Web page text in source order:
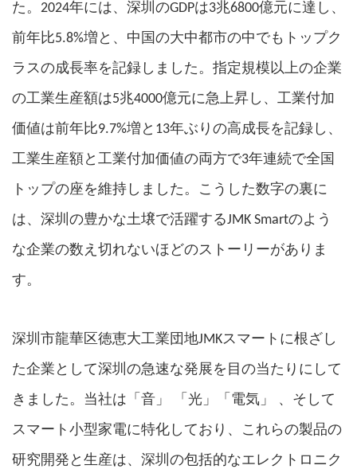
た。2024年には、深圳のGDPは3兆6800億元に達し、
前年比5.8%増と 、 中国の大中都市の中でもトップク
ラスの成長率を記録しました。指定規模以上の企業
の工業生産額は5兆4000億元に急上昇し、工業付加
価値は前年比9.7%増と13年ぶりの高成長を記録 し 、
工業生産額と工業付加価値の両方で3年連続で全国
トップの座を維持しました。こうした数字の裏に
は、深圳の豊かな土壌で活躍するJMK Smartのよう
な企業の数え切れないほどのストーリーがありま
す。
深圳市龍華区徳恵大工業団地JMKスマート に根ざし
た企業として 深圳の急速な発展を目の当たりにして
きました。当社は 「 音」 「 光 」「 電気 」 、 そして
スマート小型家電に特化しており、これらの製品の
研究開発と生産は、深圳の包括的なエレクトロニク